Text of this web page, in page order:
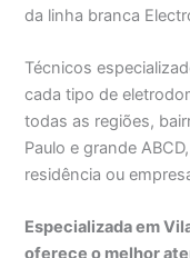
da linha branca
Técnicos
cada tipo de
todas as regiões,
Paulo e grande
residência ou
Especializada em
oferece o melhor